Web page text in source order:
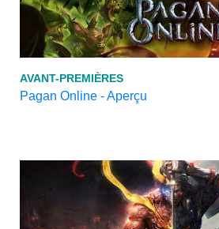
AVANT-PREMIÈRES
Pagan Online - Aperçu